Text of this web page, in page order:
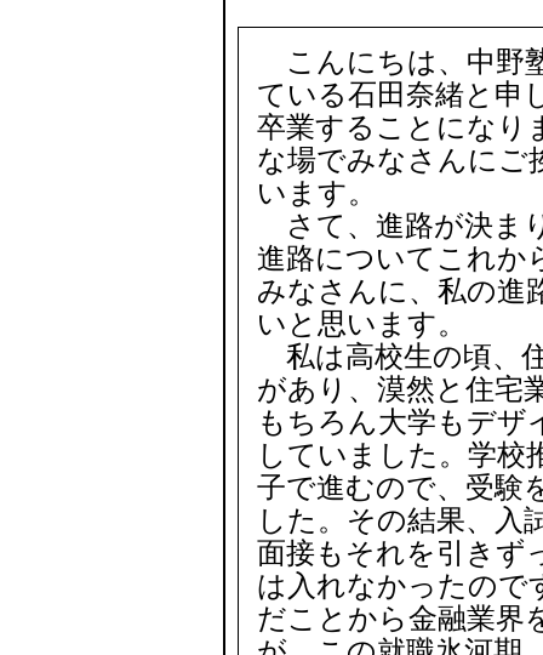
こんにちは、中野
ている石田奈緒と申
卒業することになり
な場でみなさんにご
います。
さて、進路が決ま
進路についてこれか
みなさんに、私の進
いと思います。
私は高校生の頃、
があり、漠然と住宅
もちろん大学もデザ
していました。学校
子で進むので、受験
した。その結果、入
面接もそれを引きず
は入れなかったの
だことから金融業界